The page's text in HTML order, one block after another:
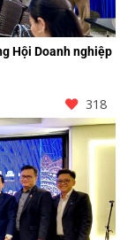
Hội Doanh nghiệp
318